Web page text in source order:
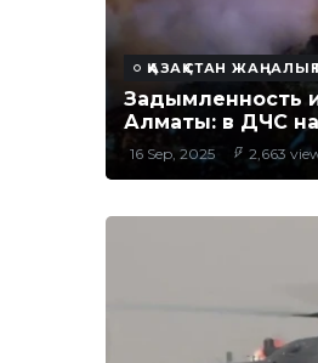
ҚАЗАҚСТАН
Задымленность
Алматы: в ДЧС
16 Sep, 2025 2,663